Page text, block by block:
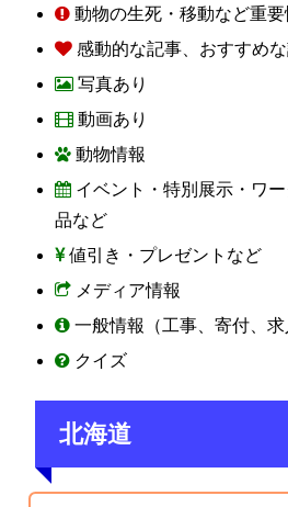
動物の生死・移動など重要
感動的な記事、おすすめ
写真あり
動画あり
動物情報
イベント・特別展示・ワ
品など
値引き・プレゼントなど
メディア情報
一般情報（工事、寄付、求
クイズ
北海道